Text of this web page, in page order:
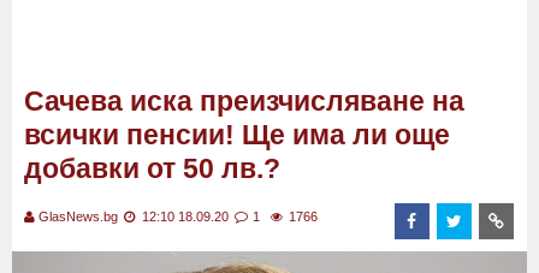
Сачева иска преизчисляване на
всички пенсии! Ще има ли още
добавки от 50 лв.?
GlasNews.bg 12:10 18.09.20 1 1766